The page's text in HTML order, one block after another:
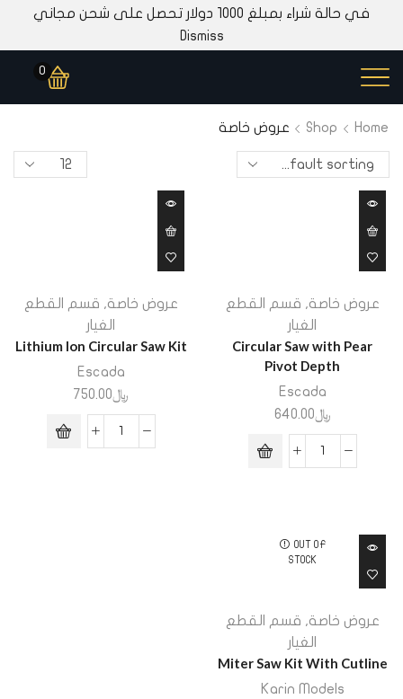
في حالة شراء بمبلغ 1000 دولار تحصل على شحن مجاني
Dismiss
0
Home
Shop عروض خاصة
عروض خاصة, قسم القطع
الغيار
Circular Saw with Pear
Pivot Depth
Escada
﷼640.00
عروض خاصة, قسم القطع
الغيار
Lithium Ion Circular Saw Kit
Escada
﷼750.00
OUT OF
STOCK
عروض خاصة, قسم القطع
الغيار
Miter Saw Kit With Cutline
Karin Models